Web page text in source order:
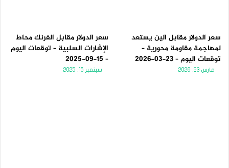
سعر الدولار مقابل الين يستعد
لمهاجمة مقاومة محورية –
توقعات اليوم – 23-03-2026
مارس 23, 2026
سعر الدولار مقابل الفرنك محاط
الإشارات السلبية – توقعات اليوم
– 15-09-2025
سبتمبر 15, 2025